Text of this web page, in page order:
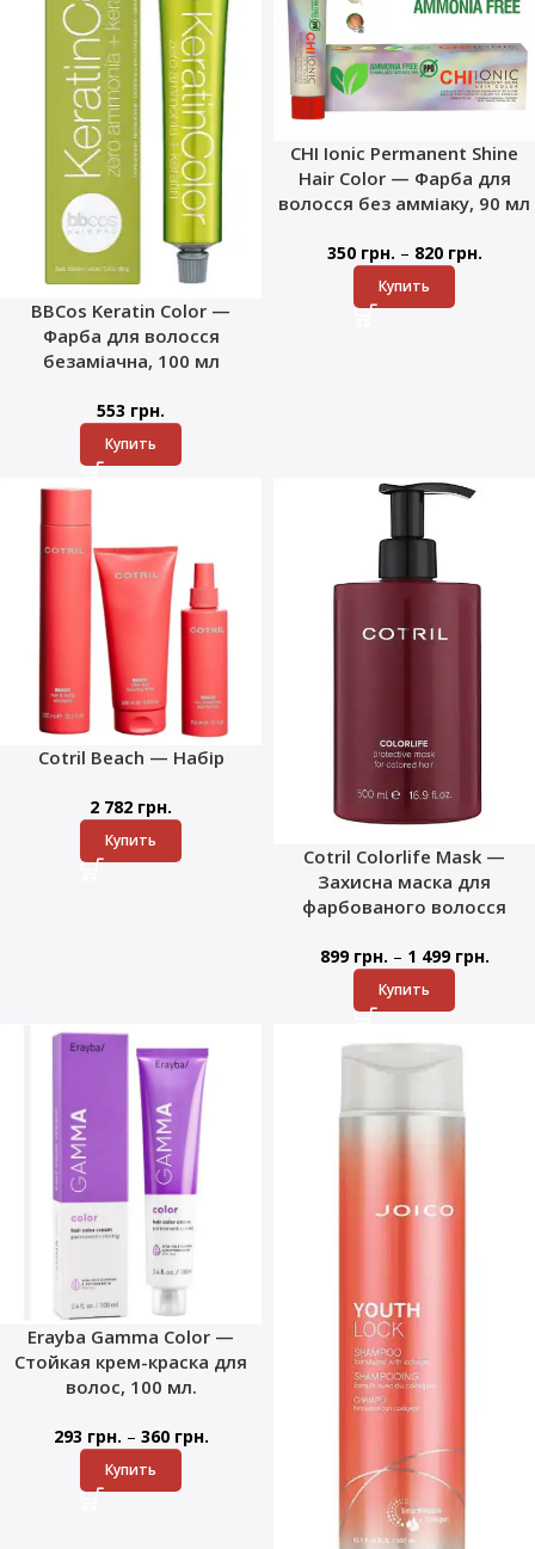
BBCos Keratin Color —
Фарба для волосся
безаміачна, 100 мл
553 грн.
Купить
CHI Ionic Permanent Shine
Hair Color — Фарба для
волосся без амміаку, 90 мл
350 грн. – 820 грн.
Купить
Cotril Beach — Набір
2 782 грн.
Купить
Cotril Colorlife Mask —
Захисна маска для
фарбованого волосся
899 грн. – 1 499 грн.
Купить
Erayba Gamma Color —
Стойкая крем-краска для
волос, 100 мл.
293 грн. – 360 грн.
Купить